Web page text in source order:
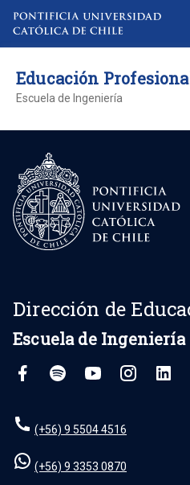
Educación
Escuela de Ingeniería
Dirección de
Escuela de Ingeniería
(+56) 9 5504 4516
(+56) 9 3353 0870